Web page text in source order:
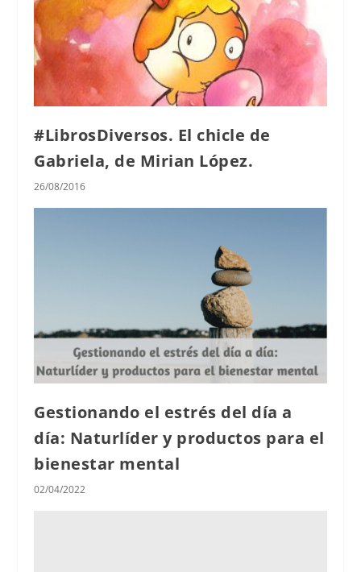
#LibrosDiversos. El chicle de
Gabriela, de Mirian López.
26/08/2016
Gestionando el estrés del día a
día: Naturlíder y productos para el
bienestar mental
02/04/2022